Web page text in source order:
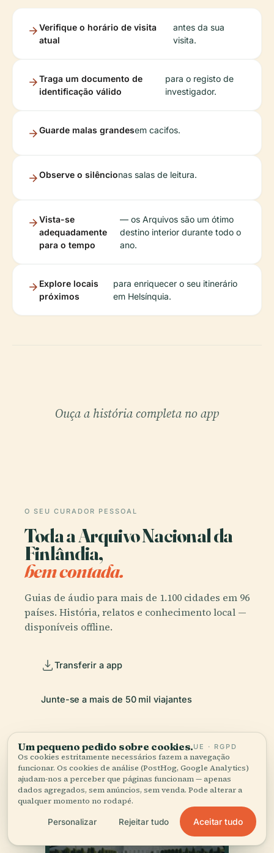
Verifique o horário de visita
atual
antes da sua
visita.
Traga um documento de
identificação válido
para o registo de
investigador.
Guarde malas grandesem cacifos.
Observe o silêncionas salas de leitura.
Vista-se
adequadamente
para o tempo
— os Arquivos são um ótimo
destino interior durante todo o
ano.
Explore locais
próximos
para enriquecer o seu itinerário
em Helsínquia.
Ouça a história completa no app
O SEU CURADOR PESSOAL
Toda a Arquivo Nacional da
Finlândia,
bem contada.
Guias de áudio para mais de 1.100 cidades em 96
países. História, relatos e conhecimento local —
disponíveis offline.
Transferir a app
Junte-se a mais de 50 mil viajantes
Um pequeno pedido sobre cookies.UE · RGPD
Os cookies estritamente necessários fazem a navegação
funcionar. Os cookies de análise (PostHog, Google Analytics)
ajudam-nos a perceber que páginas funcionam — apenas
dados agregados, sem anúncios, sem venda. Pode alterar a
qualquer momento no rodapé.
Personalizar Rejeitar tudo Aceitar tudo